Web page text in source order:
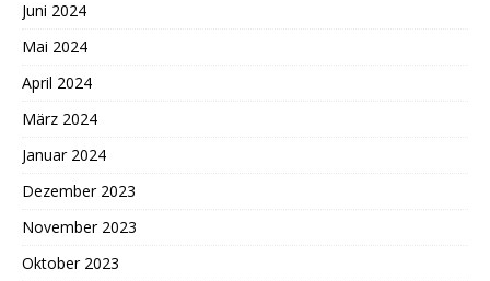
Juni 2024
Mai 2024
April 2024
März 2024
Januar 2024
Dezember 2023
November 2023
Oktober 2023